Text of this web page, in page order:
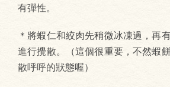
有彈性。
＊將蝦仁和絞肉先稍微冰凍過，再
進行攪散。（這個很重要，不然蝦
散呼呼的狀態喔）